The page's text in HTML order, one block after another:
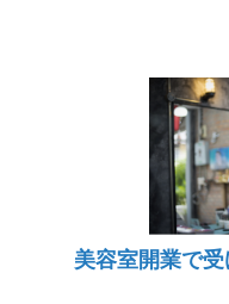
美容室開業で